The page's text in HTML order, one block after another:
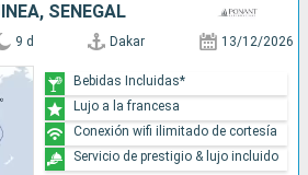
SENEGAL
9 d Dakar 13/12/2026
Bebidas Incluidas*
Lujo a la francesa
Conexión wifi ilimitado de cortesía
Servicio de prestigio & lujo incluido